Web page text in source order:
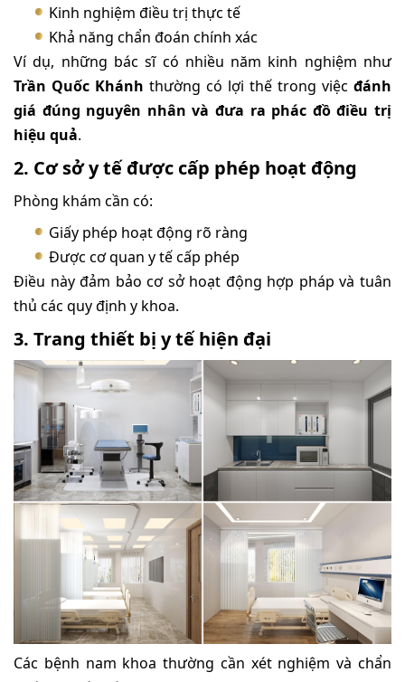
Kinh nghiệm điều trị thực tế
Khả năng chẩn đoán chính xác
Ví dụ, những bác sĩ có nhiều năm kinh nghiệm như
Trần Quốc Khánh thường có lợi thế trong việc đánh
giá đúng nguyên nhân và đưa ra phác đồ điều trị
hiệu quả.
2. Cơ sở y tế được cấp phép hoạt động
Phòng khám cần có:
Giấy phép hoạt động rõ ràng
Được cơ quan y tế cấp phép
Điều này đảm bảo cơ sở hoạt động hợp pháp và tuân
thủ các quy định y khoa.
3. Trang thiết bị y tế hiện đại
Các bệnh nam khoa thường cần xét nghiệm và chẩn